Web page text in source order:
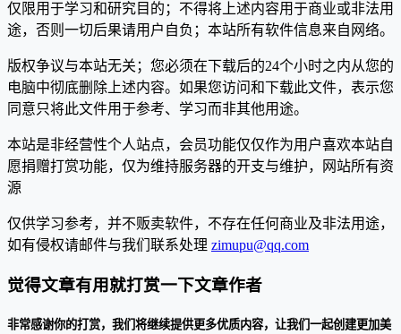
仅限用于学习和研究目的；不得将上述内容用于商业或非法用
途，否则一切后果请用户自负；本站所有软件信息来自网络。
版权争议与本站无关；您必须在下载后的24个小时之内从您的
电脑中彻底删除上述内容。如果您访问和下载此文件，表示您
同意只将此文件用于参考、学习而非其他用途。
本站是非经营性个人站点，会员功能仅仅作为用户喜欢本站自
愿捐赠打赏功能，仅为维持服务器的开支与维护，网站所有资
源
仅供学习参考，并不贩卖软件，不存在任何商业及非法用途，
如有侵权请邮件与我们联系处理 zimupu@qq.com
觉得文章有用就打赏一下文章作者
非常感谢你的打赏，我们将继续提供更多优质内容，让我们一起创建更加美